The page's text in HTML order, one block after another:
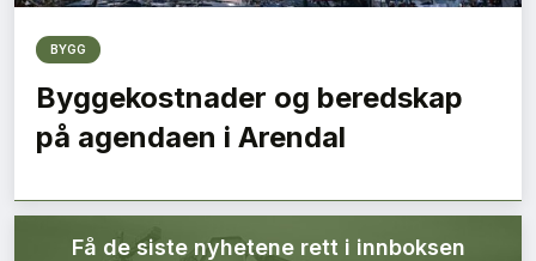
Tips redaksjonen
Annonsering
Abonnement Pluss
BYGG
Byggekostnader og beredskap
på agendaen i Arendal
Få de siste nyhetene rett i innboksen